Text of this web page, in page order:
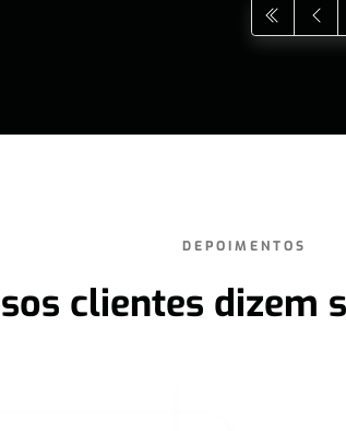
DEPOIMENTOS
clientes dizem